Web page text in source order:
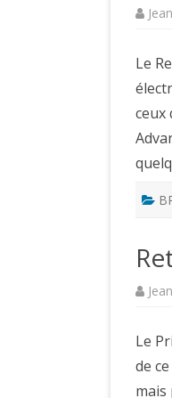
Le
ceux
Le
de
mais